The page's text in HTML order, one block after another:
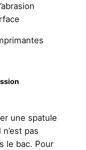
une spatule
pas
le bac. Pour